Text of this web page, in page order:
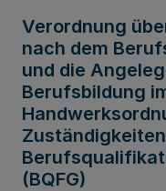
Verordnung
nach dem
und die
Berufsbildung
(BQFG)